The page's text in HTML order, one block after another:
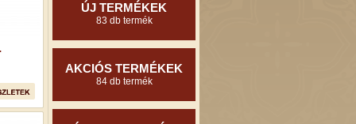
ÚJ TERMÉKEK
83 db termék
AKCIÓS TERMÉKEK
84 db termék